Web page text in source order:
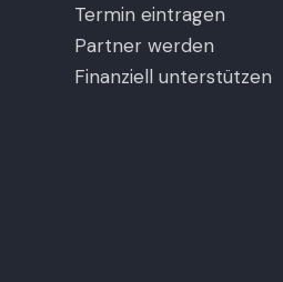
Termin eintragen
Partner werden
Finanziell unterstützen